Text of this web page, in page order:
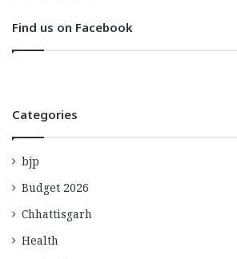
Find us on Facebook
Categories
bjp
Budget 2026
Chhattisgarh
Health